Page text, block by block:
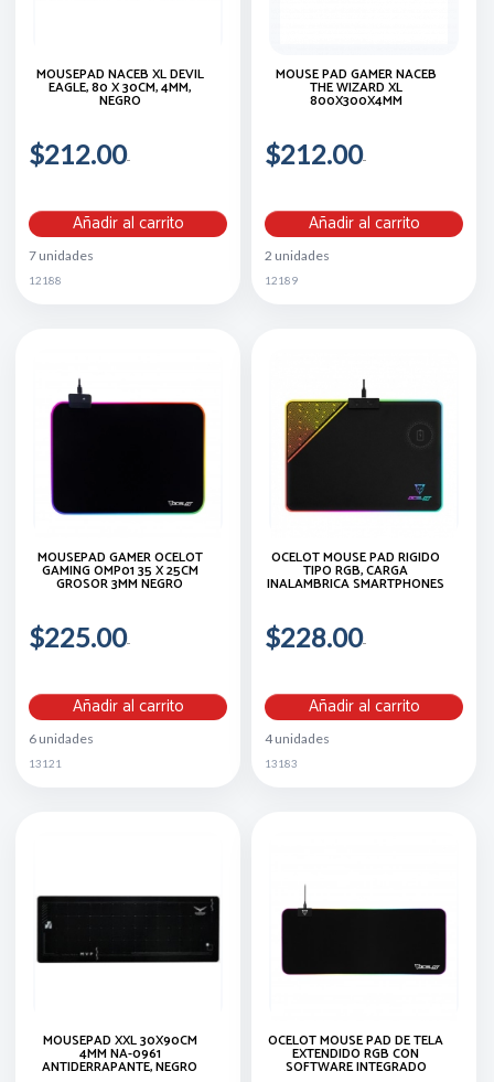
MOUSEPAD NACEB XL DEVIL
EAGLE, 80 X 30CM, 4MM,
NEGRO
$212.00
Añadir al carrito
7 unidades
12188
MOUSE PAD GAMER NACEB
THE WIZARD XL
800X300X4MM
$212.00
Añadir al carrito
2 unidades
12189
MOUSEPAD GAMER OCELOT
GAMING OMP01 35 X 25CM
GROSOR 3MM NEGRO
$225.00
Añadir al carrito
6 unidades
13121
OCELOT MOUSE PAD RIGIDO
TIPO RGB, CARGA
INALAMBRICA SMARTPHONES
$228.00
Añadir al carrito
4 unidades
13183
MOUSEPAD XXL 30X90CM
4MM NA-0961
ANTIDERRAPANTE, NEGRO
OCELOT MOUSE PAD DE TELA
EXTENDIDO RGB CON
SOFTWARE INTEGRADO